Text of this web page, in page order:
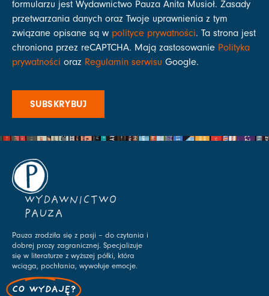
formularzu jest Wydawnictwo Pauza Anita Musioł. Zasady
przetwarzania danych oraz Twoje uprawnienia z tym
związane opisane są w polityce prywatności. Ta strona jest
chroniona przez reCAPTCHA. Mają zastosowanie Polityka
prywatności oraz Regulamin serwisu Google.
SUBSKRYBUJ
WYDAWNICTWO
PAUZA
Pauza zrodziła się z pasji – do czytania i
dobrej prozy zagranicznej. Specjalizuje
się w literaturze z wyższej półki, która
wciąga, pochłania, wywołuje emocje.
CO WYDAJĘ?